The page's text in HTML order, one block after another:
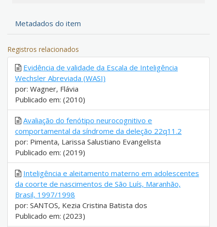
Metadados do item
Registros relacionados
Evidência de validade da Escala de Inteligência
Wechsler Abreviada (WASI)
por: Wagner, Flávia
Publicado em: (2010)
Avaliação do fenótipo neurocognitivo e
comportamental da síndrome da deleção 22q11.2
por: Pimenta, Larissa Salustiano Evangelista
Publicado em: (2019)
Inteligência e aleitamento materno em adolescentes
da coorte de nascimentos de São Luís, Maranhão,
Brasil, 1997/1998
por: SANTOS, Kezia Cristina Batista dos
Publicado em: (2023)